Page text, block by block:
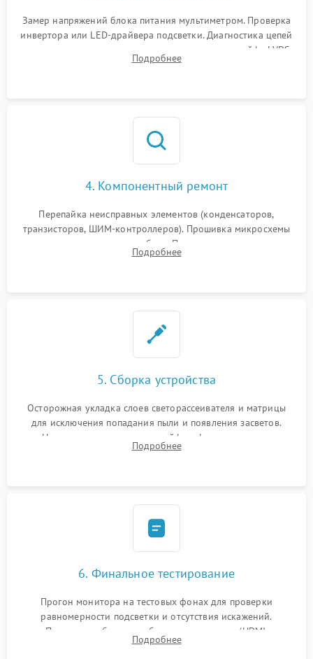
Поломка системы защиты
Замер напряжений блока питания мультиметром. Проверка
инвертора или LED-драйвера подсветки. Диагностика цепей
питания скалера и тестирование сигналов на шлейфе LVDS
Подробнее
4. Компонентный ремонт
Перепайка неисправных элементов (конденсаторов,
транзисторов, ШИМ-контроллеров). Прошивка микросхемы
памяти при программных сбоях. При поломке подсветки —
разборка матрицы и замена выгоревших светодиодов.
Подробнее
5. Сборка устройства
Осторожная укладка слоев светорассеивателя и матрицы
для исключения попадания пыли и появления засветов.
Надежное подключение шлейфов, фиксация плат и
аккуратное защелкивание пластикового корпуса монитора.
Подробнее
6. Финальное тестирование
Прогон монитора на тестовых фонах для проверки
равномерности подсветки и отсутствия искажений.
Проверка работоспособности всех портов (HDMI,
DisplayPort, VGA) и кнопок управления под нагрузкой в
Подробнее